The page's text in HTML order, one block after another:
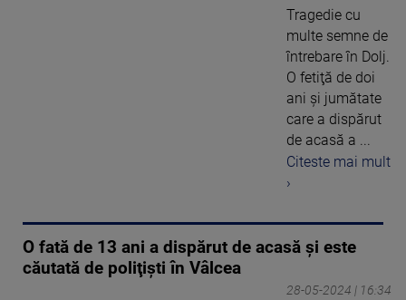
Tragedie cu
multe semne de
întrebare în Dolj.
O fetiţă de doi
ani şi jumătate
care a dispărut
de acasă a ...
Citeste mai mult
›
O fată de 13 ani a dispărut de acasă şi este
căutată de poliţişti în Vâlcea
28-05-2024 | 16:34